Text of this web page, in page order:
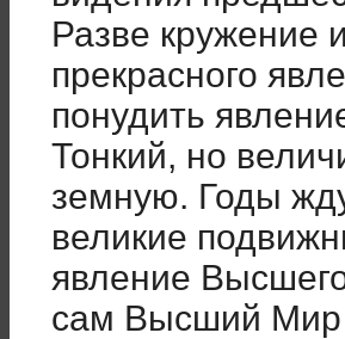
Разве кружение
прекрасного
понудить
Тонкий, но
земную. Годы
великие
явление
сам Высший Мир